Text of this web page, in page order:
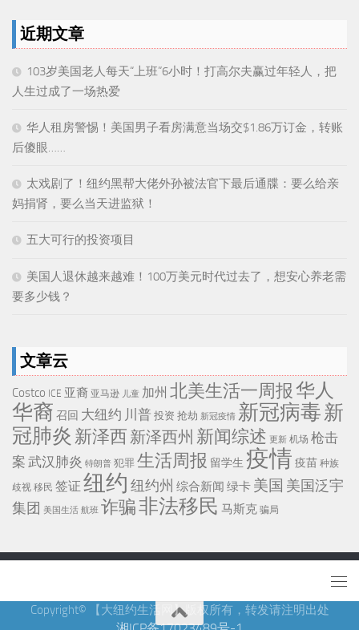
近期文章
103岁美国老人每天“上班”6小时！打高尔夫赢过年轻人，把
人生过成了一场热爱
华人租房警惕！美国男子看房满意当场交$1.86万订金，转账
后傻眼……
太戏剧了！纽约黑帮大佬外孙被法官下最后通牒：要么给亲
妈捐肾，要么当天进监狱！
五大可行的投资项目
美国人退休越来越难！100万美元时代过去了，想安心养老需
要多少钱？
文章云
Costco ICE 亚裔 亚马逊 儿童 加州 北美生活一周报 华人
华裔 召回 大纽约 川普 投资 抢劫 新冠疫情 新冠病毒新
冠肺炎 新泽西 新泽西州 新闻综述 更新 机场 枪击
案 武汉肺炎 特朗普 犯罪 生活周报 留学生 疫情 疫苗 种族
歧视 移民 签证 纽约 纽约州 综合新闻 绿卡 美国 美国泛宇
集团 美国生活 航班 诈骗非法移民 马斯克 骗局
Copyright© 【大纽约生活网】版权所有，转发请注明出处